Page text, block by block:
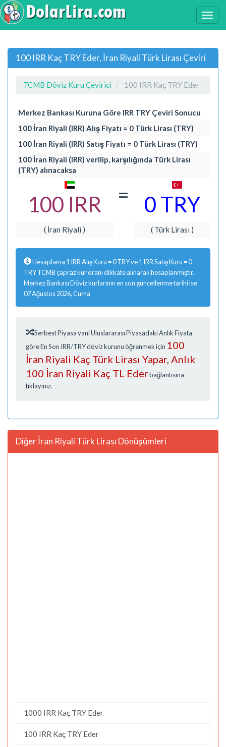
100 IRR Kaç TRY Eder, İran Riyali Türk Lirası Çeviri
TCMB Döviz Kuru Çevirici 100 IRR Kaç TRY Eder
Merkez Bankası Kuruna Göre IRR TRY Çeviri Sonucu
100 İran Riyali (IRR) Alış Fiyatı = 0 Türk Lirası (TRY)
100 İran Riyali (IRR) Satış Fiyatı = 0 Türk Lirası (TRY)
100 İran Riyali (IRR) verilip, karşılığında Türk Lirası
(TRY) alınacaksa
100 IRR = 0 TRY
( İran Riyali ) ( Türk Lirası )
Hesaplama 1 IRR Alış Kuru = 0 TRY ve 1 IRR Satış Kuru = 0
TRY TCMB çapraz kur oranı dikkate alınarak hesaplanmıştır.
Merkez Bankası Döviz kurlarının en son güncellenme tarihi ise
07 Ağustos 2026, Cuma
Serbest Piyasa yani Uluslararası Piyasadaki Anlık Fiyata
göre En Son IRR/TRY döviz kurunu öğrenmek için 100
İran Riyali Kaç Türk Lirası Yapar, Anlık
100 İran Riyali Kaç TL Ederbağlantısına
tıklayınız.
Diğer İran Riyali Türk Lirası Dönüşümleri
1000 IRR Kaç TRY Eder
100 IRR Kaç TRY Eder